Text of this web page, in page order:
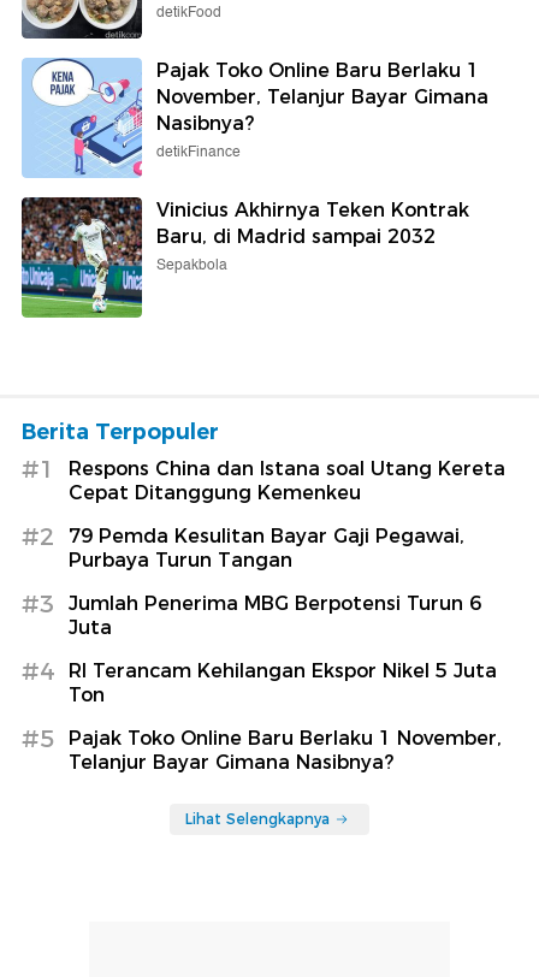
detikFood
Pajak Toko Online Baru Berlaku 1
November, Telanjur Bayar Gimana
Nasibnya?
detikFinance
Vinicius Akhirnya Teken Kontrak
Baru, di Madrid sampai 2032
Sepakbola
Berita Terpopuler
#1
Respons China dan Istana soal Utang Kereta
Cepat Ditanggung Kemenkeu
#2
79 Pemda Kesulitan Bayar Gaji Pegawai,
Purbaya Turun Tangan
#3
Jumlah Penerima MBG Berpotensi Turun 6
Juta
#4
RI Terancam Kehilangan Ekspor Nikel 5 Juta
Ton
#5
Pajak Toko Online Baru Berlaku 1 November,
Telanjur Bayar Gimana Nasibnya?
Lihat Selengkapnya